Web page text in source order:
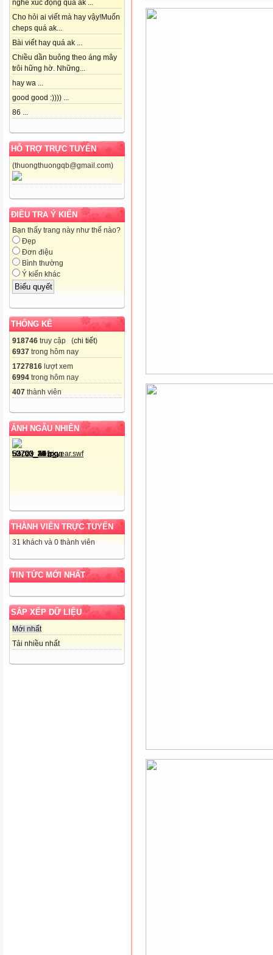
nghe xuc đọng quá ak ...
Cho hỏi ai viết mà hay vậy!Muốn
cheps quá ak...
Bài viết hay quá ak ...
Chiều dần buông theo áng mây
trôi hững hờ. Những...
hay wa ...
good good :)))) ...
86 ...
HỖ TRỢ TRỰC TUYẾN
(thuongthuongqb@gmail.com)
ĐIỀU TRA Ý KIẾN
Bạn thấy trang này như thế nào?
Đẹp
Đơn điệu
Bình thường
Ý kiến khác
THỐNG KÊ
918746 truy cập (chi tiết)
6937 trong hôm nay
1727816 lượt xem
6994 trong hôm nay
407 thành viên
ẢNH NGẪU NHIÊN
THÀNH VIÊN TRỰC TUYẾN
31 khách và 0 thành viên
TIN TỨC MỚI NHẤT
SẮP XẾP DỮ LIỆU
Mới nhất
Tải nhiều nhất